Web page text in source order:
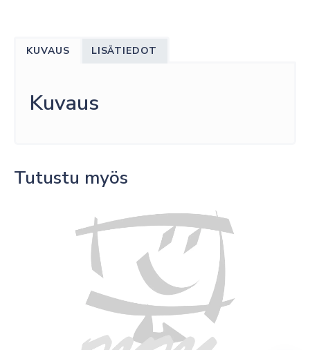
KUVAUS LISÄTIEDOT
Kuvaus
Tutustu myös